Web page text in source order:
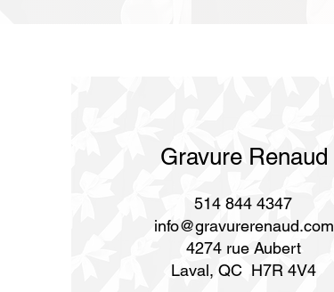
Gravure Renaud
514 844 4347
info@gravurerenaud.com
4274 rue Aubert
Laval, QC H7R 4V4